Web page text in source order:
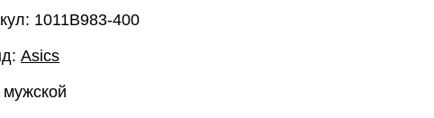
1011B983-400
Asics